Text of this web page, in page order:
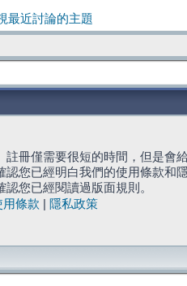
最近討論的主題
註冊僅需要很短的時間，但是會
認您已經明白我們的使用條款和
您已經閱讀過版面規則。
用條款
隱私政策